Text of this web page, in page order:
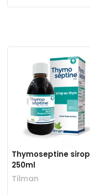
Thymoseptine sirop
250ml
Tilman